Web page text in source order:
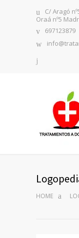
C/ Aragó
Oraá nº5
697123879
HOME